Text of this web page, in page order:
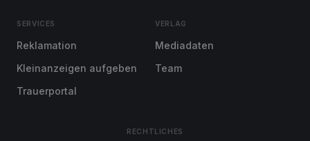
SERVICES
Reklamation
Kleinanzeigen aufgeben
Trauerportal
VERLAG
Mediadaten
Team
RECHTLICHES